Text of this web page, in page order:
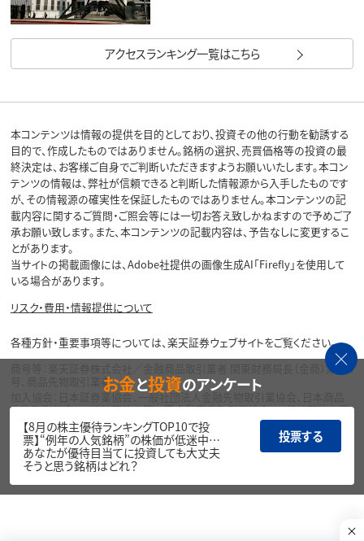
アクセスランキング一覧はこちら
本コンテンツは情報の提供を目的としており、投資その他の行動を勧誘する
目的で、作成したものではありません。銘柄の選択、売買価格等の投資の最
終決定は、お客様ご自身でご判断いただきますようお願いいたします。本コン
テンツの情報は、弊社が信頼できると判断した情報源から入手したものです
が、その情報源の確実性を保証したものではありません。本コンテンツの記
載内容に関するご質問・ご照会等には一切お答え致しかねますので予めご了
承お願い致します。また、本コンテンツの記載内容は、予告なしに変更するこ
とがあります。
当サイトの掲載画像には、Adobe社提供の画像生成AI「Firefly」を使用して
いる場合があります。
リスク・費用・情報提供について
各種方針・重要事項等については、楽天証券ウェブサイトをご覧ください。
商号等：楽天証券株式会社／金融商品取引業者 関東財務局長（金商）第195
号、商品先物取引業者
加入協会：日本証券業協会、一般社団法人金融先物取引業協会、日本商品
先物取引協会、一般社団法人第二種金融商品取引業協会、一般社団法人資
産運用業協会
Copyright©
1999-2026 Rakuten Securities, Inc. All
Rights Reserved.
お金と投資のアンケート
【8月の株主優待ランキングTOP10で投
票】“例年の人気銘柄”の株価が低迷中…
あなたが優待目当てに投資しても大丈夫
そうと思う銘柄はどれ？
投票する